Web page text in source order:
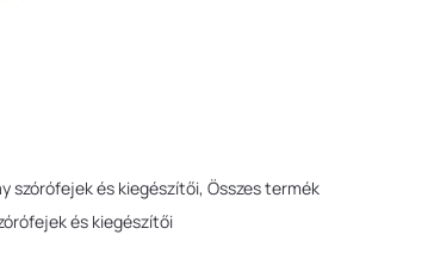
szórófejek és kiegészítői Összes termék
és kiegészítői